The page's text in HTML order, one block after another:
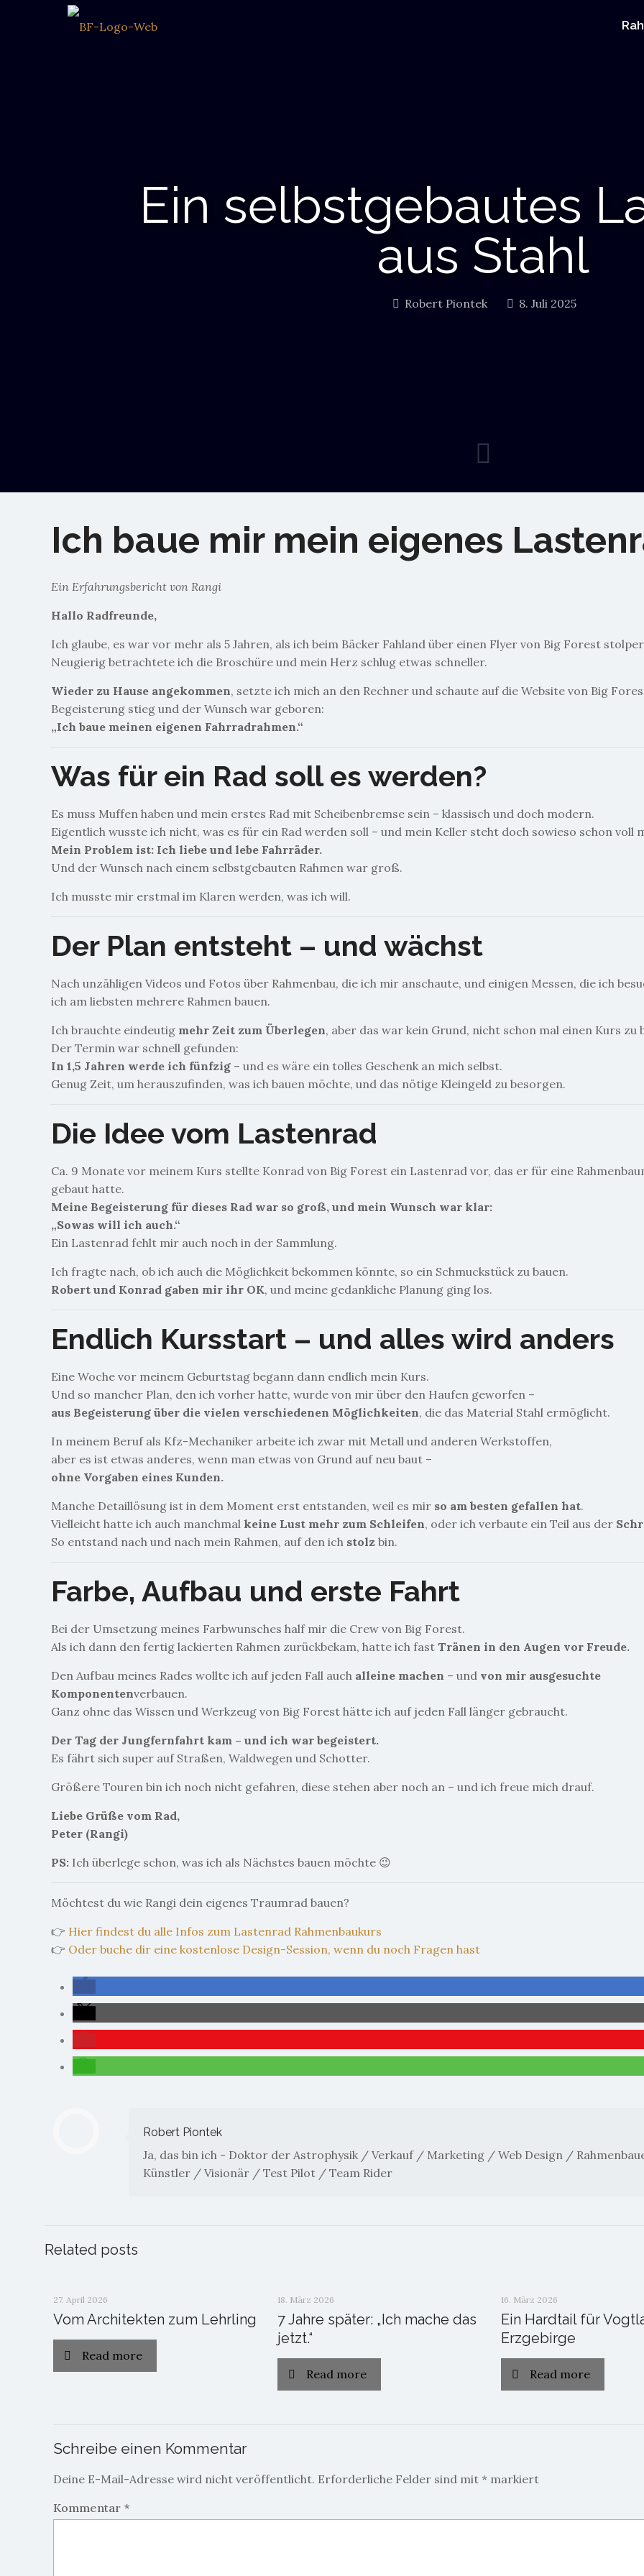
Ein selbstgebautes
aus Stahl
Robert Piontek 8. Juli 2025
Ich baue mir mein eigenes
Ein Erfahrungsbericht von Rangi
Hallo Radfreunde,
Ich glaube, es war vor mehr als 5 Jahren, als ich beim Bäcker Fahland über einen Flyer von Big Forest
Neugierig betrachtete ich die Broschüre und mein Herz schlug etwas schneller.
Wieder zu Hause angekommen, setzte ich mich an den Rechner und schaute auf die Website von Big
Begeisterung stieg und der Wunsch war geboren:
„Ich baue meinen eigenen Fahrradrahmen.“
Was für ein Rad soll es werden?
Es muss Muffen haben und mein erstes Rad mit Scheibenbremse sein – klassisch und doch modern.
Eigentlich wusste ich nicht, was es für ein Rad werden soll – und mein Keller steht doch sowieso schon voll
Mein Problem ist: Ich liebe und lebe Fahrräder.
Und der Wunsch nach einem selbstgebauten Rahmen war groß.
Ich musste mir erstmal im Klaren werden, was ich will.
Der Plan entsteht – und wächst
Nach unzähligen Videos und Fotos über Rahmenbau, die ich mir anschaute, und einigen Messen, die ich
ich am liebsten mehrere Rahmen bauen.
Ich brauchte eindeutig mehr Zeit zum Überlegen, aber das war kein Grund, nicht schon mal einen Kurs zu
Der Termin war schnell gefunden:
In 1,5 Jahren werde ich fünfzig – und es wäre ein tolles Geschenk an mich selbst.
Genug Zeit, um herauszufinden, was ich bauen möchte, und das nötige Kleingeld zu besorgen.
Die Idee vom Lastenrad
Ca. 9 Monate vor meinem Kurs stellte Konrad von Big Forest ein Lastenrad vor, das er für eine
gebaut hatte.
Meine Begeisterung für dieses Rad war so groß, und mein Wunsch war klar:
„Sowas will ich auch.“
Ein Lastenrad fehlt mir auch noch in der Sammlung.
Ich fragte nach, ob ich auch die Möglichkeit bekommen könnte, so ein Schmuckstück zu bauen.
Robert und Konrad gaben mir ihr OK, und meine gedankliche Planung ging los.
Endlich Kursstart – und alles wird anders
Eine Woche vor meinem Geburtstag begann dann endlich mein Kurs.
Und so mancher Plan, den ich vorher hatte, wurde von mir über den Haufen geworfen –
aus Begeisterung über die vielen verschiedenen Möglichkeiten, die das Material Stahl ermöglicht.
In meinem Beruf als Kfz-Mechaniker arbeite ich zwar mit Metall und anderen Werkstoffen,
aber es ist etwas anderes, wenn man etwas von Grund auf neu baut –
ohne Vorgaben eines Kunden.
Manche Detaillösung ist in dem Moment erst entstanden, weil es mir so am besten gefallen hat.
Vielleicht hatte ich auch manchmal keine Lust mehr zum Schleifen, oder ich verbaute ein Teil aus der
So entstand nach und nach mein Rahmen, auf den ich stolz bin.
Farbe, Aufbau und erste Fahrt
Bei der Umsetzung meines Farbwunsches half mir die Crew von Big Forest.
Als ich dann den fertig lackierten Rahmen zurückbekam, hatte ich fast Tränen in den Augen vor Freude.
Den Aufbau meines Rades wollte ich auf jeden Fall auch alleine machen – und von mir ausgesuchte
Komponentenverbauen.
Ganz ohne das Wissen und Werkzeug von Big Forest hätte ich auf jeden Fall länger gebraucht.
Der Tag der Jungfernfahrt kam – und ich war begeistert.
Es fährt sich super auf Straßen, Waldwegen und Schotter.
Größere Touren bin ich noch nicht gefahren, diese stehen aber noch an – und ich freue mich drauf.
Liebe Grüße vom Rad,
Peter (Rangi)
PS: Ich überlege schon, was ich als Nächstes bauen möchte 😉
Möchtest du wie Rangi dein eigenes Traumrad bauen?
👉 Hier findest du alle Infos zum Lastenrad Rahmenbaukurs
👉 Oder buche dir eine kostenlose Design-Session, wenn du noch Fragen hast
Robert Piontek
Ja, das bin ich - Doktor der Astrophysik / Verkauf / Marketing / Web Design /
Künstler / Visionär / Test Pilot / Team Rider
Related posts
27. April 2026
Vom Architekten zum Lehrling
Read more
18. März 2026
7 Jahre später: „Ich mache das
jetzt.“
Read more
16. März 2026
Ein Hardtail für
Erzgebirge
Read more
Schreibe einen Kommentar
Deine E-Mail-Adresse wird nicht veröffentlicht. Erforderliche Felder sind mit * markiert
Kommentar *